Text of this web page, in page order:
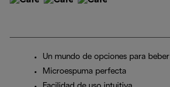
Un mundo de opciones para beber
Microespuma perfecta